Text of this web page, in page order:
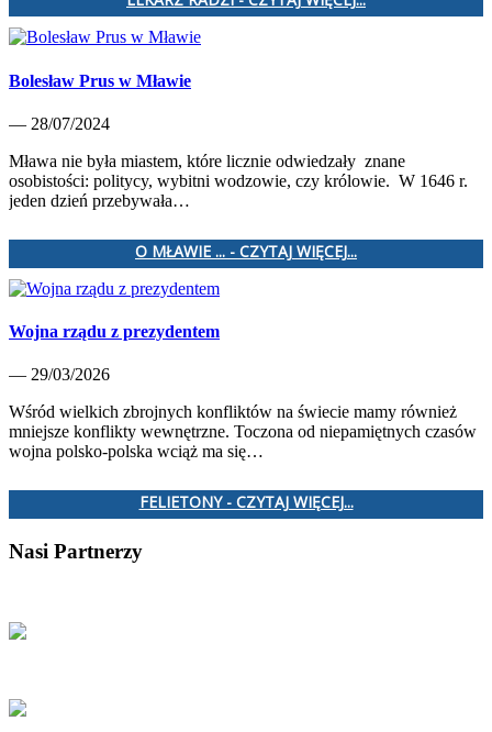
Bolesław Prus w Mławie
— 28/07/2024
Mława nie była miastem, które licznie odwiedzały znane
osobistości: politycy, wybitni wodzowie, czy królowie. W 1646 r.
jeden dzień przebywała…
O MŁAWIE ... - CZYTAJ WIĘCEJ...
Wojna rządu z prezydentem
— 29/03/2026
Wśród wielkich zbrojnych konfliktów na świecie mamy również
mniejsze konflikty wewnętrzne. Toczona od niepamiętnych czasów
wojna polsko-polska wciąż ma się…
FELIETONY - CZYTAJ WIĘCEJ...
Nasi Partnerzy